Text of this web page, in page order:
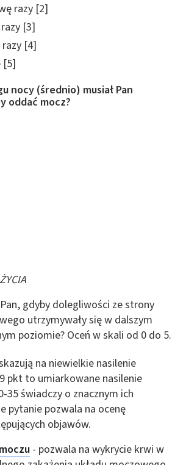
razy [2]
[3]
[4]
[5]
nocy (średnio) musiał Pan
oddać mocz?
gdyby dolegliwości ze strony
utrzymywały się w dalszym
poziomie? Oceń w skali od 0 do 5.
na niewielkie nasilenie
pkt to umiarkowane nasilenie
35 świadczy o znacznym ich
pytanie pozwala na ocenę
objawów.
- pozwala na wykrycie krwi w